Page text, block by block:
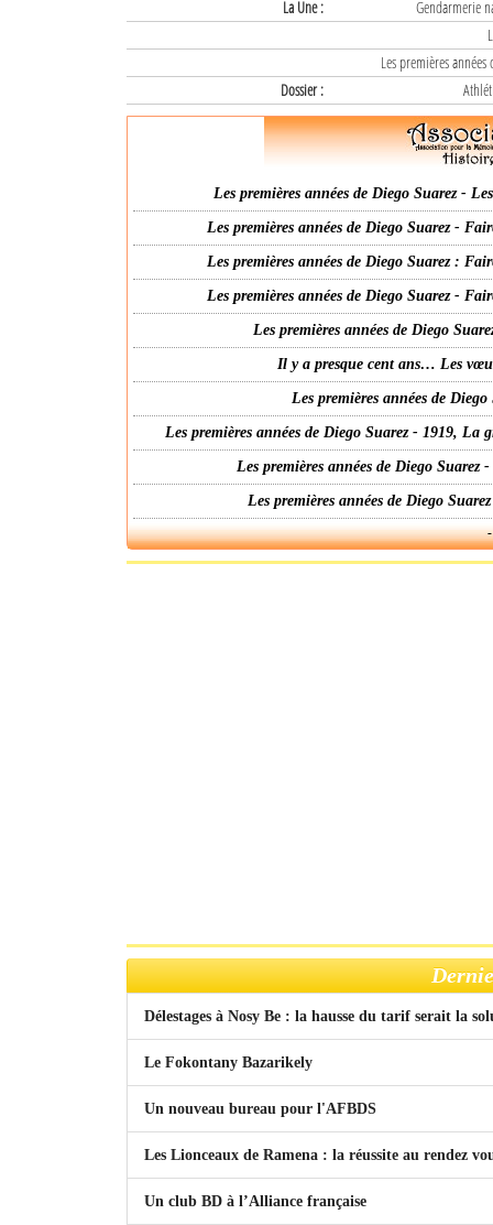
La Une :
Gendarmerie
Les premières
Dossier :
Les premières années de Diego Suarez -
Les premières années de Diego Suarez -
Les premières années de Diego Suarez :
Les premières années de Diego Suarez -
Les premières années de Diego
Il y a presque cent ans… Les
Les premières années de
Les premières années de Diego Suarez - 1919,
Les premières années de Diego
Les premières années de Diego
Délestages à Nosy Be : la hausse du tarif serait la
Le Fokontany Bazarikely
Un nouveau bureau pour l'AFBDS
Les Lionceaux de Ramena : la réussite au rendez
Un club BD à l’Alliance française